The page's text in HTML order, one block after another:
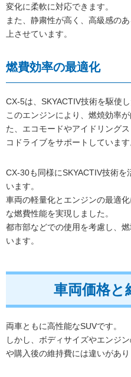
変化に柔軟に対応できます。
また、静粛性が高く、高級感の
上させています。
燃費効率の最適化
CX-5は、SKYACTIV技術を駆使
このエンジンにより、燃焼効率
た、エコモードやアイドリング
コドライブをサポートしています
CX-30も同様にSKYACTIV技術
います。
車両の軽量化とエンジンの最適
な燃費性能を実現しました。
都市部などでの使用を考慮し、
います。
車両価格と
両車ともに高性能なSUVです。
しかし、ボディサイズやエンジ
や購入後の維持費には違いがあり